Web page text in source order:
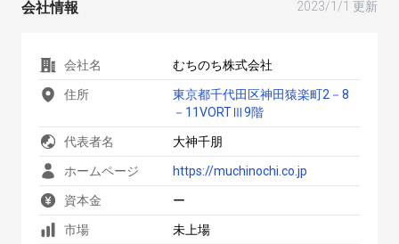
会社情報 2023/1/1 更新
会社名 むちのち株式会社
住所
東京都千代田区神田猿楽町2－8
－11VORTⅢ9階
代表者名 大神千朋
ホームページ https://muchinochi.co.jp
資本金 ー
市場 未上場